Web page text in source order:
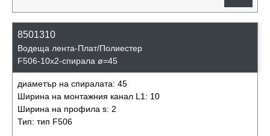
8501310
Водеща лента-Плат/Полиестер
F506-10x2-спирала ø=45
диаметър на спиралата: 45
Ширина на монтажния канал L1: 10
Ширина на профила s: 2
Тип: тип F506